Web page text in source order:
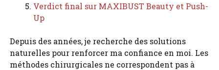
Verdict final sur MAXIBUST Beauty et Push-
Up
Depuis des années, je recherche des solutions
naturelles pour renforcer ma confiance en moi. Les
méthodes chirurgicales ne correspondent pas à